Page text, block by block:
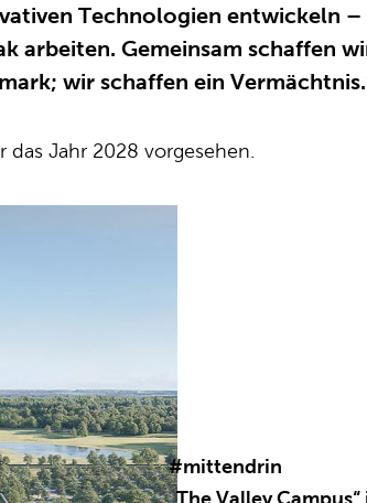
Technologien entwickeln –
arbeiten. Gemeinsam schaffen
wir schaffen ein
das Jahr 2028 vorgesehen.
#mittendrin